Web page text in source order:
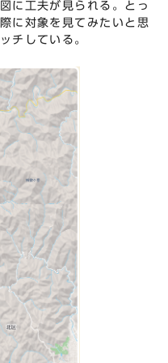
に工夫が見られる。とっ
に対象を見てみたいと思
チしている。